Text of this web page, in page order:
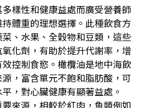
樣性和健康益處而廣受營養師
體重的理想選擇。此種飲食方
、水果、全穀物和豆類，這些
化劑，有助於提升代謝率，增
控制食慾。橄欖油是地中海飲
，富含單元不飽和脂肪酸，可
，對心臟健康有顯著益處。
來源，相較於紅肉，魚類例如